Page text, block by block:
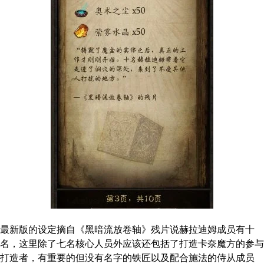
最新版的设定摘自《黑暗流放卷轴》残片说赫拉迪姆成员有十
名，这里除了七名核心人员外应该还包括了打造卡奈魔方的参与
打造者，有重要的但没有名字的铁匠以及配合施法的侍从成员